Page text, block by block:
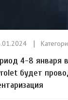
4-8 января
будет